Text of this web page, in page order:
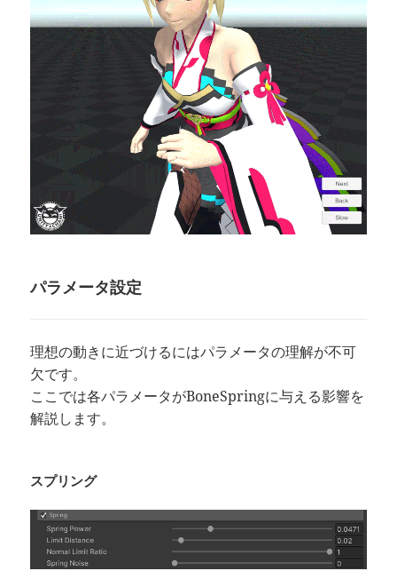
パラメータ設定
理想の動きに近づけるにはパラメータの理解が不可
欠です。
ここでは各パラメータがBoneSpringに与える影響を
解説します。
スプリング